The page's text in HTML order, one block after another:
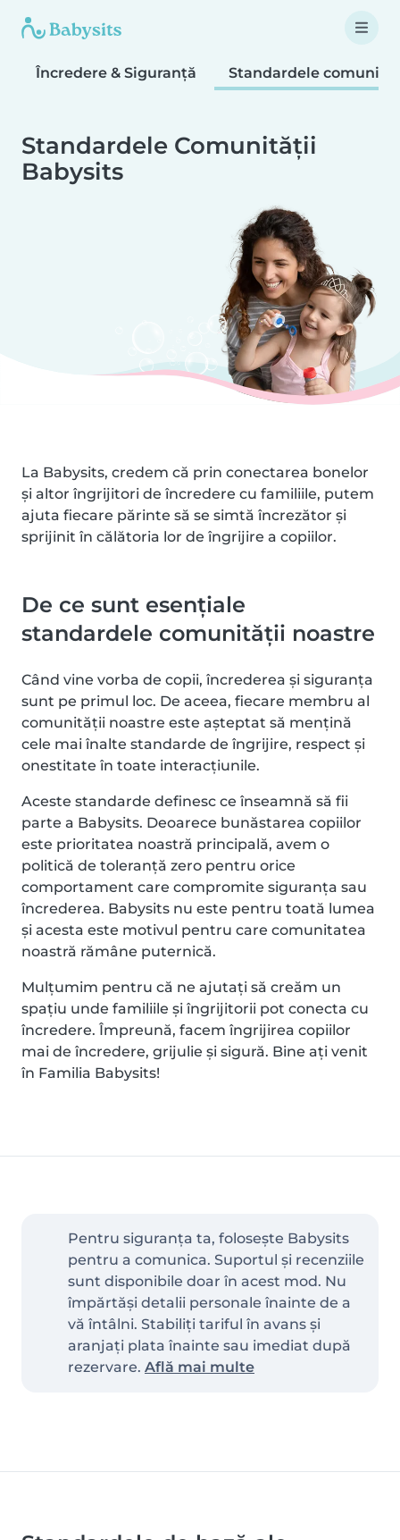
Încredere & Siguranță Standardele
Standardele Comunității
Babysits
La Babysits, credem că prin conectarea bonelor
și altor îngrijitori de încredere cu familiile, putem
ajuta fiecare părinte să se simtă încrezător și
sprijinit în călătoria lor de îngrijire a copiilor.
De ce sunt esențiale
standardele comunității noastre
Când vine vorba de copii, încrederea și siguranța
sunt pe primul loc. De aceea, fiecare membru al
comunității noastre este așteptat să mențină
cele mai înalte standarde de îngrijire, respect și
onestitate în toate interacțiunile.
Aceste standarde definesc ce înseamnă să fii
parte a Babysits. Deoarece bunăstarea copiilor
este prioritatea noastră principală, avem o
politică de toleranță zero pentru orice
comportament care compromite siguranța sau
încrederea. Babysits nu este pentru toată lumea
și acesta este motivul pentru care comunitatea
noastră rămâne puternică.
Mulțumim pentru că ne ajutați să creăm un
spațiu unde familiile și îngrijitorii pot conecta cu
încredere. Împreună, facem îngrijirea copiilor
mai de încredere, grijulie și sigură. Bine ați venit
în Familia Babysits!
Pentru siguranța ta, folosește Babysits
pentru a comunica. Suportul și recenziile
sunt disponibile doar în acest mod. Nu
împărtăși detalii personale înainte de a
vă întâlni. Stabiliți tariful în avans și
aranjați plata înainte sau imediat după
rezervare. Află mai multe